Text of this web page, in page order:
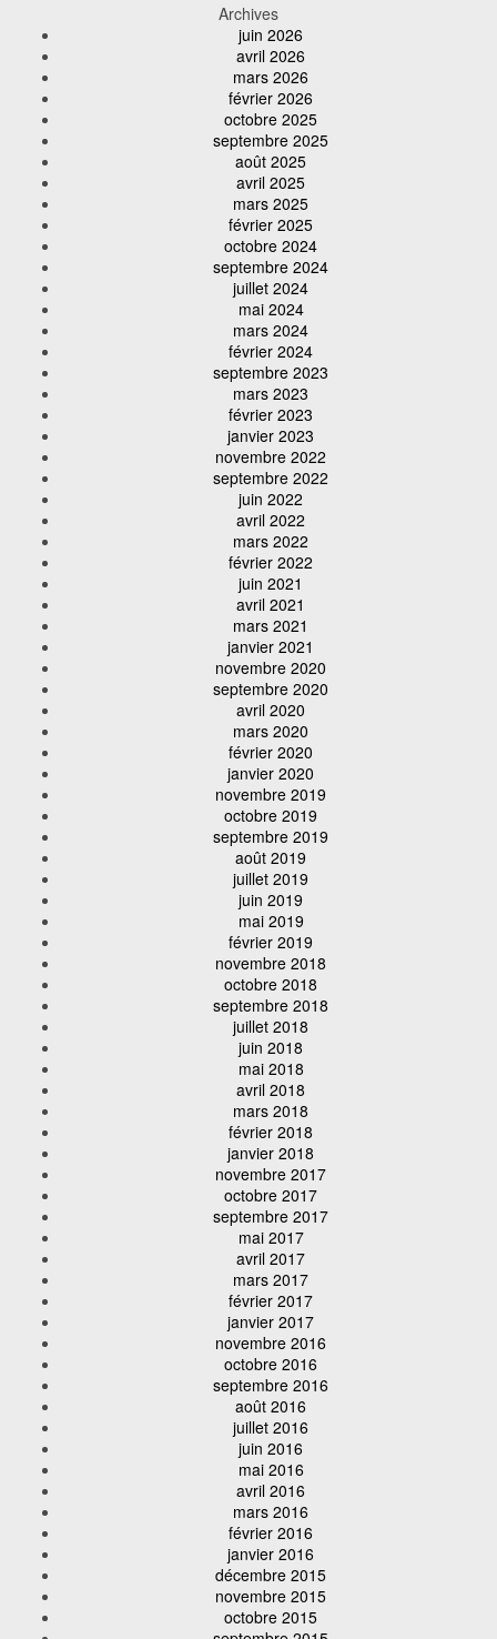
Archives
juin 2026
avril 2026
mars 2026
février 2026
octobre 2025
septembre 2025
août 2025
avril 2025
mars 2025
février 2025
octobre 2024
septembre 2024
juillet 2024
mai 2024
mars 2024
février 2024
septembre 2023
mars 2023
février 2023
janvier 2023
novembre 2022
septembre 2022
juin 2022
avril 2022
mars 2022
février 2022
juin 2021
avril 2021
mars 2021
janvier 2021
novembre 2020
septembre 2020
avril 2020
mars 2020
février 2020
janvier 2020
novembre 2019
octobre 2019
septembre 2019
août 2019
juillet 2019
juin 2019
mai 2019
février 2019
novembre 2018
octobre 2018
septembre 2018
juillet 2018
juin 2018
mai 2018
avril 2018
mars 2018
février 2018
janvier 2018
novembre 2017
octobre 2017
septembre 2017
mai 2017
avril 2017
mars 2017
février 2017
janvier 2017
novembre 2016
octobre 2016
septembre 2016
août 2016
juillet 2016
juin 2016
mai 2016
avril 2016
mars 2016
février 2016
janvier 2016
décembre 2015
novembre 2015
octobre 2015